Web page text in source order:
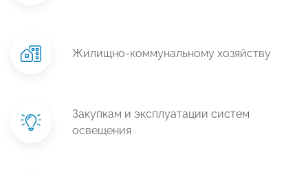
Жилищно-коммунальному хозяйству
Закупкам и эксплуатации систем
освещения